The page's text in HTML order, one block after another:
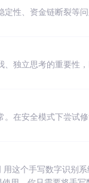
性、资金链断裂等
独立思考的重要性
在安全模式下尝试
这个手写数字识别